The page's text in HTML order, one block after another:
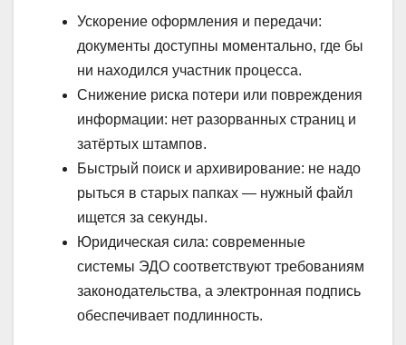
Ускорение оформления и передачи:
документы доступны моментально, где бы
ни находился участник процесса.
Снижение риска потери или повреждения
информации: нет разорванных страниц и
затёртых штампов.
Быстрый поиск и архивирование: не надо
рыться в старых папках — нужный файл
ищется за секунды.
Юридическая сила: современные
системы ЭДО соответствуют требованиям
законодательства, а электронная подпись
обеспечивает подлинность.